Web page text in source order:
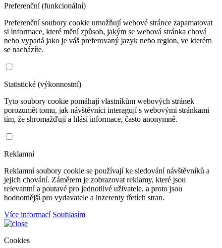
Preferenční (funkcionální)
Preferenční soubory cookie umožňují webové stránce zapamatovat
si informace, které mění způsob, jakým se webová stránka chová
nebo vypadá jako je váš preferovaný jazyk nebo region, ve kterém
se nacházíte.
Statistické (výkonnostní)
Tyto soubory cookie pomáhají vlastníkům webových stránek
porozumět tomu, jak návštěvníci interagují s webovými stránkami
tím, že shromažďují a hlásí informace, často anonymně.
Reklamní
Reklamní soubory cookie se používají ke sledování návštěvníků a
jejich chování. Záměrem je zobrazovat reklamy, které jsou
relevantní a poutavé pro jednotlivé uživatele, a proto jsou
hodnotnější pro vydavatele a inzerenty třetích stran.
Více informací Souhlasím
Cookies